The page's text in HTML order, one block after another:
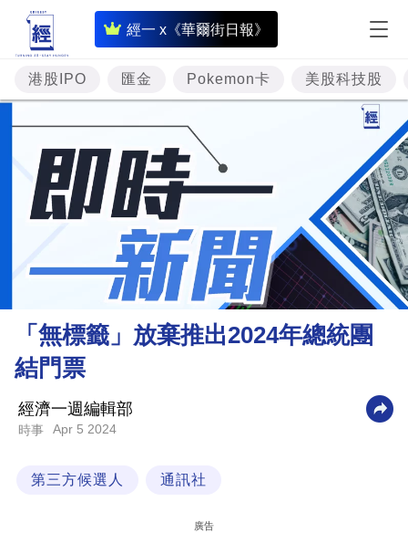
經一 x《華爾街日報》
即
時
財
經
專
題
投
資
樓
市
財
業
科
港股IPO 匯金 Pokemon卡 美股科技股
「無標籤」放棄推出2024年總統團
結門票
經濟一週編輯部
時事 Apr 5 2024
第三方候選人 通訊社
廣告